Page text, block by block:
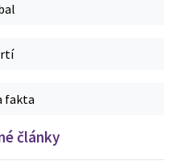
fakta
články